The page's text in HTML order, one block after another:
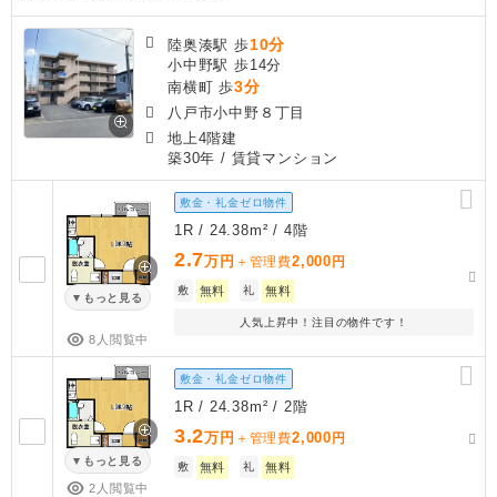
陸奥湊駅 歩10分
小中野駅 歩14分
南横町 歩3分
八戸市小中野８丁目
地上4階建
築30年 / 賃貸マンション
もっと見る
8人閲覧中
敷金・礼金ゼロ物件
1R / 24.38m² / 4階
2.7万円 ＋管理費2,000 円
敷 無料 礼 無料
人気上昇中！注目の物件です！
もっと見る
2人閲覧中
敷金・礼金ゼロ物件
1R / 24.38m² / 2階
3.2万円 ＋管理費2,000 円
敷 無料 礼 無料